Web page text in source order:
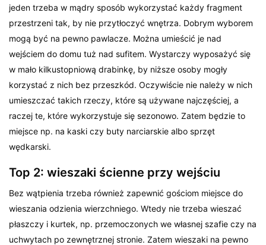
jeden trzeba w mądry sposób wykorzystać każdy fragment
przestrzeni tak, by nie przytłoczyć wnętrza. Dobrym wyborem
mogą być na pewno pawlacze. Można umieścić je nad
wejściem do domu tuż nad sufitem. Wystarczy wyposażyć się
w mało kilkustopniową drabinkę, by niższe osoby mogły
korzystać z nich bez przeszkód. Oczywiście nie należy w nich
umieszczać takich rzeczy, które są używane najczęściej, a
raczej te, które wykorzystuje się sezonowo. Zatem będzie to
miejsce np. na kaski czy buty narciarskie albo sprzęt
wędkarski.
Top 2: wieszaki ścienne przy wejściu
Bez wątpienia trzeba również zapewnić gościom miejsce do
wieszania odzienia wierzchniego. Wtedy nie trzeba wieszać
płaszczy i kurtek, np. przemoczonych we własnej szafie czy na
uchwytach po zewnętrznej stronie. Zatem wieszaki na pewno